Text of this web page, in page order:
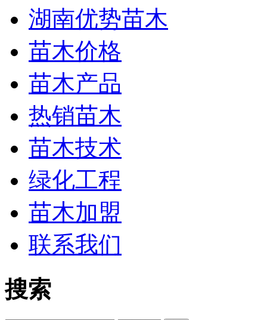
湖南优势苗木
苗木价格
苗木产品
热销苗木
苗木技术
绿化工程
苗木加盟
联系我们
搜索